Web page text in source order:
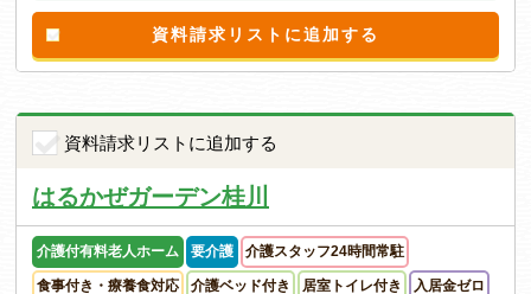
資料請求リストに追加する
資料請求リストに追加する
はるかぜガーデン桂川
介護付有料老人ホーム 要介護 介護スタッフ24時間常駐
食事付き・療養食対応 介護ベッド付き 居室トイレ付き 入居金ゼロ